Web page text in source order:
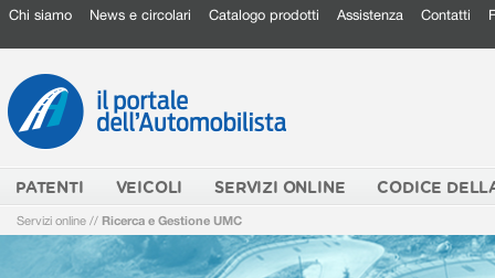
Chi siamo News e circolari Catalogo prodotti Assistenza Contatti
PATENTI VEICOLI SERVIZI ONLINE CODICE
Servizi online // Ricerca e Gestione UMC